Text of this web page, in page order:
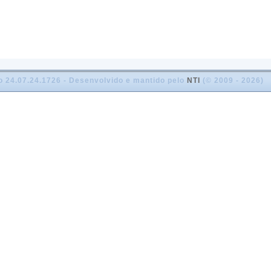
24.07.24.1726 - Desenvolvido e mantido pelo NTI (© 2009 - 2026)